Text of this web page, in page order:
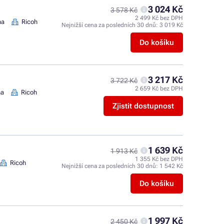
Ricoh
3 578 Kč 3 024 Kč
2 499 Kč bez DPH
Nejnižší cena za posledních 30 dnů: 3 019 Kč
Do košíku
Ricoh
3 722 Kč 3 217 Kč
2 659 Kč bez DPH
Zjistit dostupnost
Ricoh
1 913 Kč 1 639 Kč
1 355 Kč bez DPH
Nejnižší cena za posledních 30 dnů: 1 542 Kč
Do košíku
2 450 Kč 1 997 Kč